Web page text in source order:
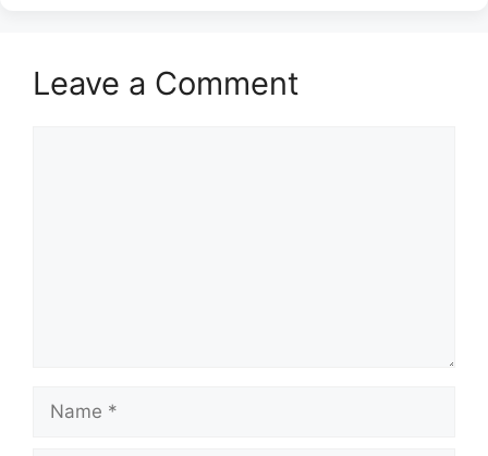
Leave a Comment